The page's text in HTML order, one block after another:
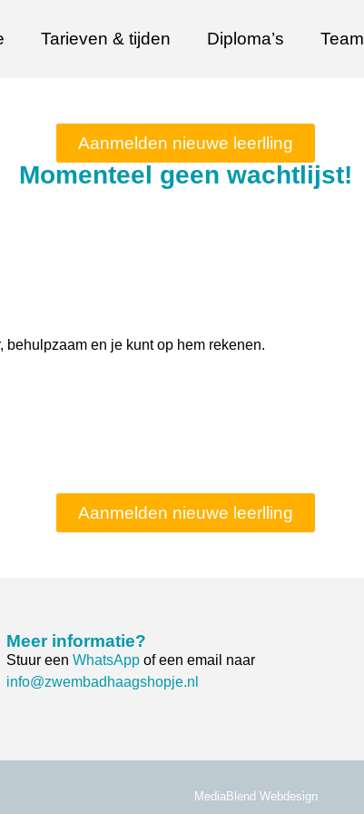
Tarieven & tijden Diploma’s Team
Aanmelden nieuwe leerlling
Momenteel geen wachtlijst!
en je kunt op hem rekenen.
Aanmelden nieuwe leerlling
Meer informatie?
Stuur een WhatsAppof een email naar
info@zwembadhaagshopje.nl
MediaBlend Webdesign